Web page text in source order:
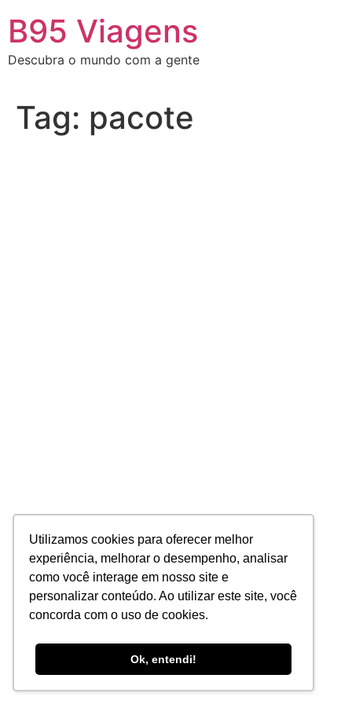
Utilizamos cookies para oferecer melhor
experiência, melhorar o desempenho, analisar
como você interage em nosso site e
personalizar conteúdo. Ao utilizar este site, você
concorda com o uso de cookies.
Ok, entendi!
para
conteúdo
B95 Viagens
Descubra o mundo com a gente
Tag: pacote